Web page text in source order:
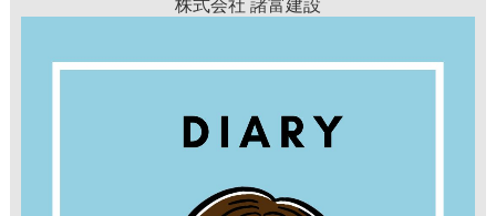
株式会社 諸富建設